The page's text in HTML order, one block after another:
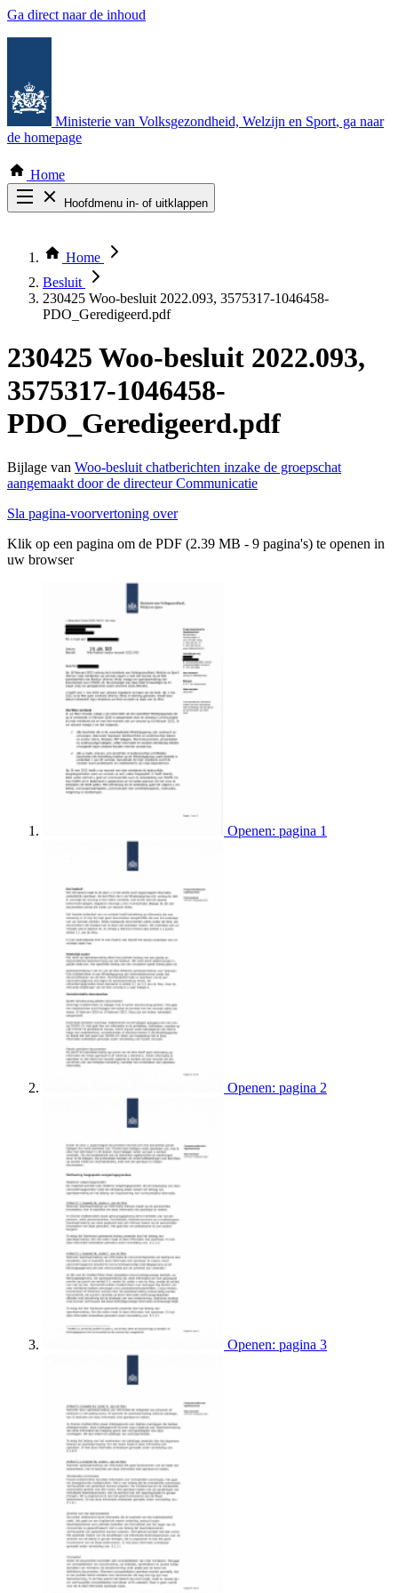
Ga direct naar de inhoud
Ministerie van Volksgezondheid, Welzijn en Sport, ga naar
de homepage
Home
Hoofdmenu in- of uitklappen
Thema COVID-19
Bekijk per bestuursorgaan
Home
Besluit
230425 Woo-besluit 2022.093, 3575317-1046458-
PDO_Geredigeerd.pdf
230425 Woo-besluit 2022.093,
3575317-1046458-
PDO_Geredigeerd.pdf
Bijlage van Woo-besluit chatberichten inzake de groepschat
aangemaakt door de directeur Communicatie
Sla pagina-voorvertoning over
Klik op een pagina om de PDF (2.39 MB - 9 pagina's) te openen in
uw browser
Openen: pagina 1
Openen: pagina 2
Openen: pagina 3